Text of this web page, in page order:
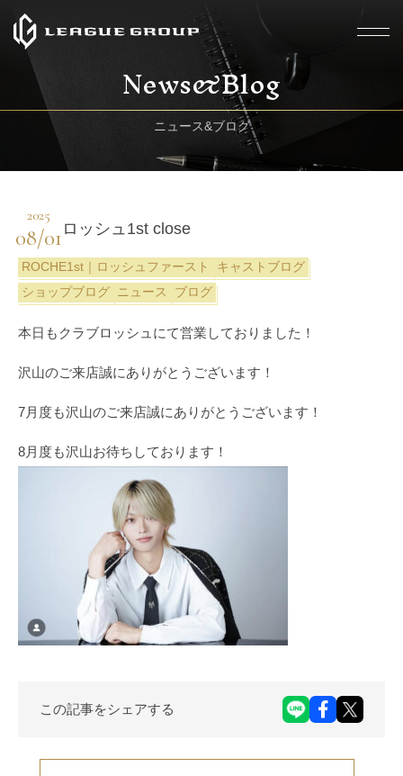
News&Blog
ニュース&ブログ
2025
08/01 ロッシュ1st close
ROCHE1st｜ロッシュファースト
キャストブログ
ショップブログ
ニュース ブログ
本日もクラブロッシュにて営業しておりました！
沢山のご来店誠にありがとうございます！
7月度も沢山のご来店誠にありがとうございます！
8月度も沢山お待ちしております！
この記事をシェアする